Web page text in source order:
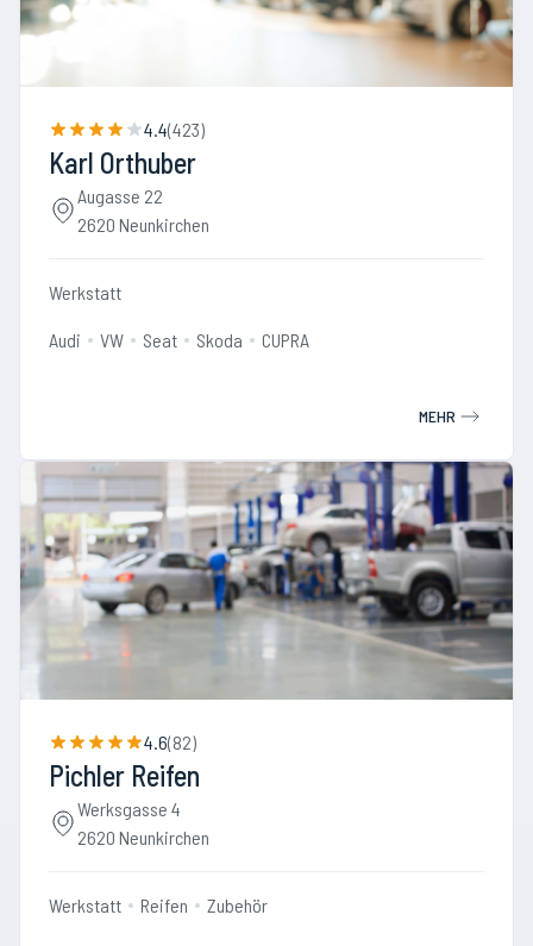
4.4(423)
Karl Orthuber
Augasse 22
2620 Neunkirchen
Werkstatt
Audi VW Seat Skoda CUPRA
MEHR
4.6(82)
Pichler Reifen
Werksgasse 4
2620 Neunkirchen
Werkstatt Reifen Zubehör